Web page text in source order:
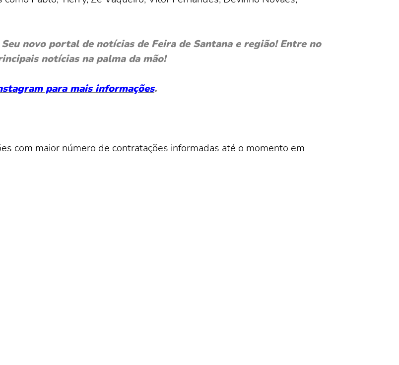
Seu novo portal de notícias de Feira de Santana e região! Entre no
notícias na palma da mão!
para mais informações.
com maior número de contratações informadas até o momento em